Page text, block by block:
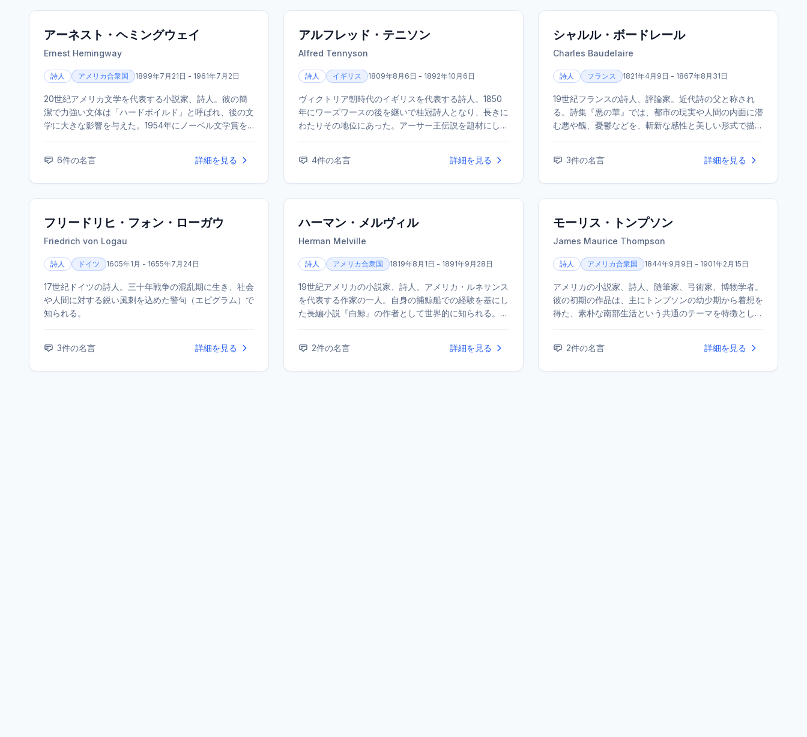
アーネスト・ヘミングウェイ
Ernest Hemingway
詩人 アメリカ合衆国 1899年7月21日 - 1961年7月2日
20世紀アメリカ文学を代表する小説家、詩人。彼の簡
潔で力強い文体は「ハードボイルド」と呼ばれ、後の文
学に大きな影響を与えた。1954年にノーベル文学賞を
6件の名言 詳細を見る
アルフレッド・テニソン
Alfred Tennyson
詩人 イギリス 1809年8月6日 - 1892年10月6日
ヴィクトリア朝時代のイギリスを代表する詩人。1850
年にワーズワースの後を継いで桂冠詩人となり、長きに
わたりその地位にあった。アーサー王伝説を題材にした
4件の名言 詳細を見る
シャルル・ボードレール
Charles Baudelaire
詩人 フランス 1821年4月9日 - 1867年8月31日
19世紀フランスの詩人、評論家。近代詩の父と称され
る。詩集『悪の華』では、都市の現実や人間の内面に潜
む悪や醜、憂鬱などを、斬新な感性と美しい形式で描き
3件の名言 詳細を見る
フリードリヒ・フォン・ローガウ
Friedrich von Logau
詩人 ドイツ 1605年1月 - 1655年7月24日
17世紀ドイツの詩人。三十年戦争の混乱期に生き、社会
や人間に対する鋭い風刺を込めた警句（エピグラム）で
知られる。
3件の名言 詳細を見る
ハーマン・メルヴィル
Herman Melville
詩人 アメリカ合衆国 1819年8月1日 - 1891年9月28日
19世紀アメリカの小説家、詩人。アメリカ・ルネサンス
を代表する作家の一人。自身の捕鯨船での経験を基にし
た長編小説『白鯨』の作者として世界的に知られる。生
2件の名言 詳細を見る
モーリス・トンプソン
James Maurice Thompson
詩人 アメリカ合衆国 1844年9月9日 - 1901年2月15日
アメリカの小説家、詩人、随筆家、弓術家、博物学者。
彼の初期の作品は、主にトンプソンの幼少期から着想を
得た、素朴な南部生活という共通のテーマを特徴として
2件の名言 詳細を見る